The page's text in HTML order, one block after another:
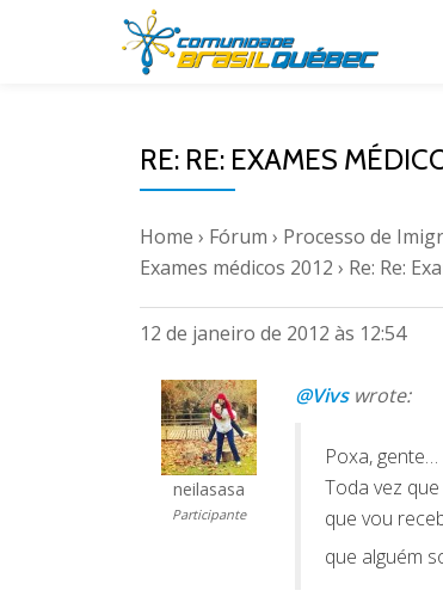
RE: RE: EXAMES
Home › Fórum › Processo de
Exames médicos 2012 › Re: Re:
12 de janeiro de 2012 às 12:54
neilasasa
Participante
@Vivswrote:
Poxa, gente…
Toda vez
que vou
que alguém